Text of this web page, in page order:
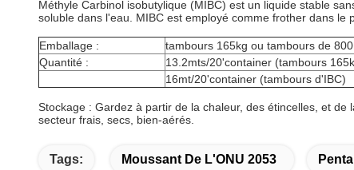
Méthyle Carbinol isobutylique (MIBC) est un liquide stable
soluble dans l'eau. MIBC est employé comme frother dans
Emballage :
tambours 165kg ou tambours de
Quantité :
13.2mts/20'container (tambours
16mt/20'container (tambours d'IBC)
Stockage : Gardez à partir de la chaleur, des étincelles, et
secteur frais, secs, bien-aérés.
Tags: Moussant De L'ONU 2053